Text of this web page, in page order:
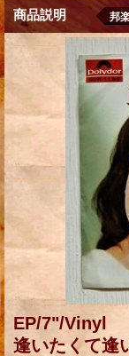
商品説明 邦
EP/7"/Vinyl
逢いたくて逢